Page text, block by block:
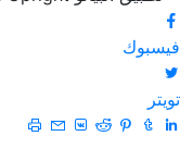
فيسبوك
تويتر